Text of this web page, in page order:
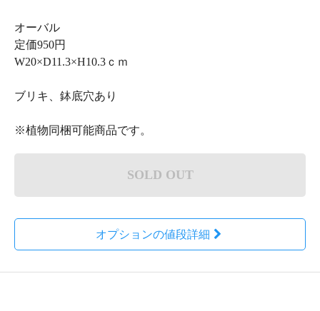
オーバル
定価950円
W20×D11.3×H10.3ｃｍ
ブリキ、鉢底穴あり
※植物同梱可能商品です。
SOLD OUT
オプションの値段詳細